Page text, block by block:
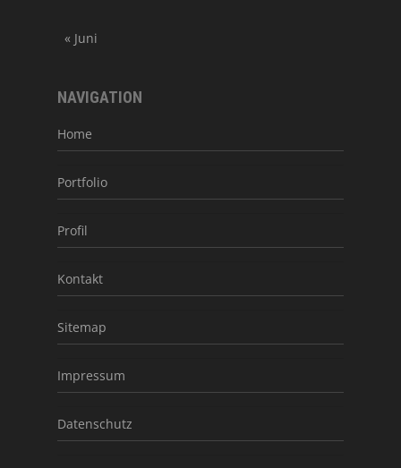
« Juni
NAVIGATION
Home
Portfolio
Profil
Kontakt
Sitemap
Impressum
Datenschutz